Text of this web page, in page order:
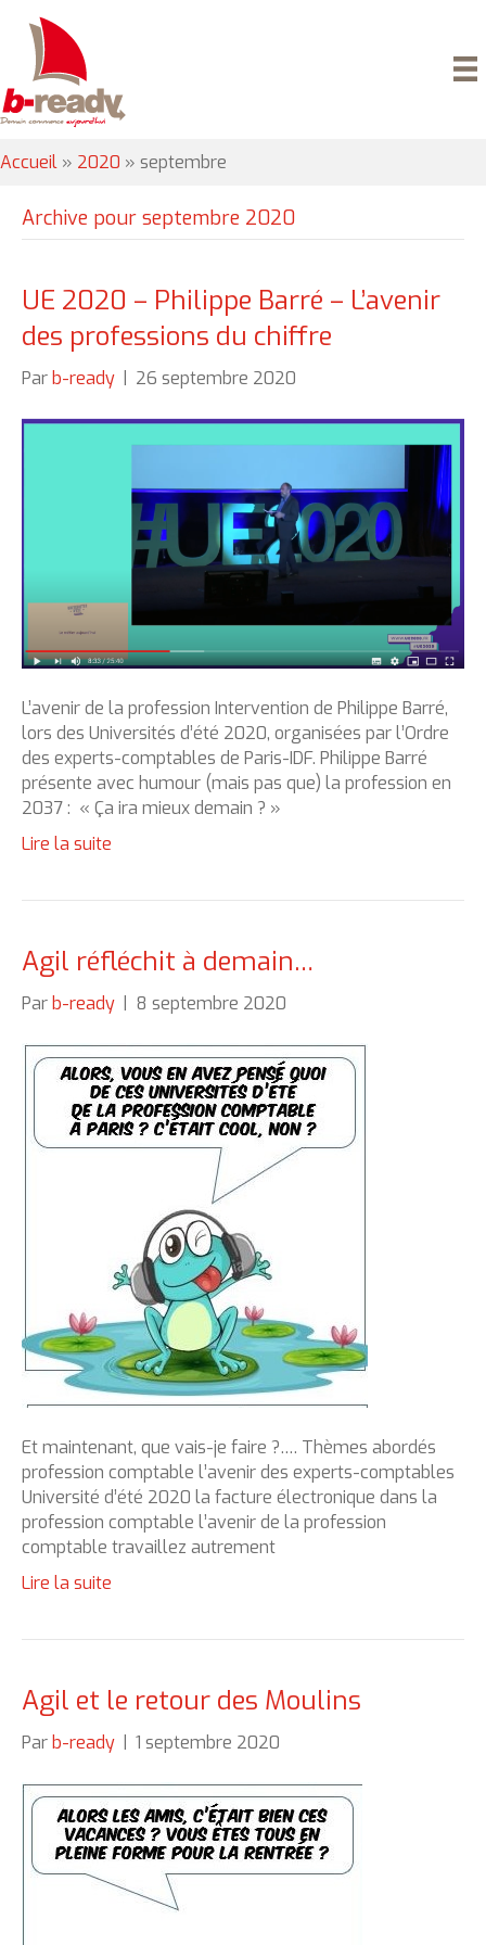
Accueil » 2020 » septembre
Archive pour septembre 2020
UE 2020 – Philippe Barré – L’avenir
des professions du chiffre
Par b-ready 26 septembre 2020
L’avenir de la profession Intervention de Philippe Barré,
lors des Universités d’été 2020, organisées par l’Ordre
des experts-comptables de Paris-IDF. Philippe Barré
présente avec humour (mais pas que) la profession en
2037 : « Ça ira mieux demain ? »
Lire la suite
Agil réfléchit à demain…
Parb-ready | 8 septembre 2020
Et maintenant, que vais-je faire ?…. Thèmes abordés
profession comptable l’avenir des experts-comptables
Université d’été 2020 la facture électronique dans la
profession comptable l’avenir de la profession
comptable travaillez autrement
Lire la suite
Agil et le retour des Moulins
Parb-ready | 1 septembre 2020